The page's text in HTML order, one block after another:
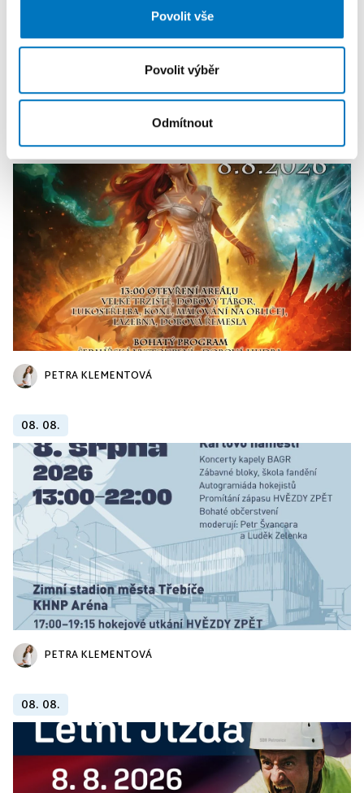
získali v důsledku toho, že používáte jejich služby.
Povolit vše
Povolit výběr
Odmítnout
KALENDÁŘ AKCÍ
PETRA KLEMENTOVÁ
08. 08.
PETRA KLEMENTOVÁ
08. 08.